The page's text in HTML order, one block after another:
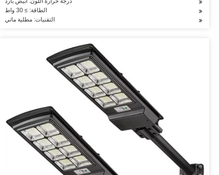
الطاقة: ≥ 30 واط
التقنيات: مطلية ماتي